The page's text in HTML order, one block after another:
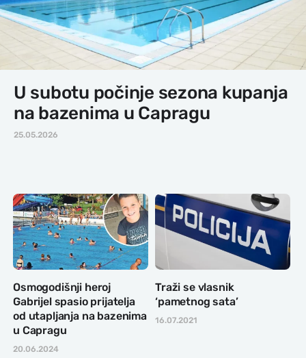
U subotu počinje sezona kupanja
na bazenima u Capragu
25.05.2026
Osmogodišnji heroj
Gabrijel spasio prijatelja
od utapljanja na bazenima
u Capragu
20.06.2024
Traži se vlasnik
‘pametnog sata’
16.07.2021